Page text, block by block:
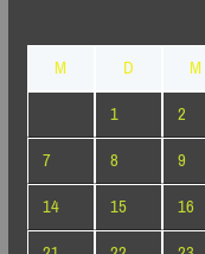
M
D M
1
2
7
8 9
14
15 16